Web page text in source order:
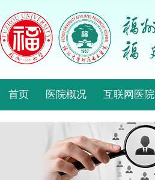
首页 医院概况 互联网医院